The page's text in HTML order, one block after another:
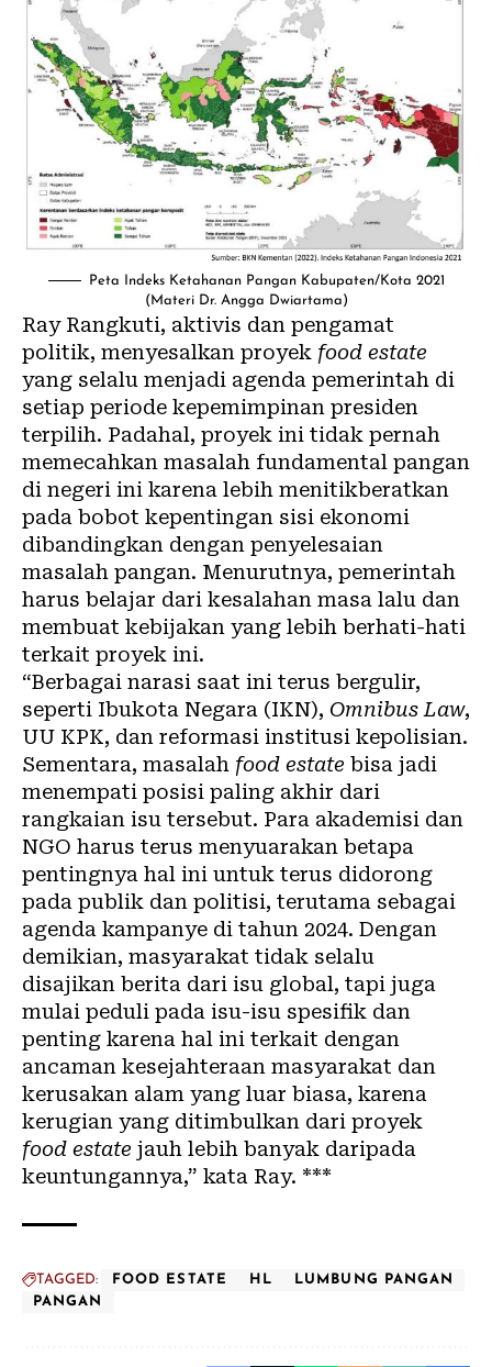
Peta Indeks Ketahanan Pangan Kabupaten/Kota 2021
(Materi Dr. Angga Dwiartama)
Ray Rangkuti, aktivis dan pengamat
politik, menyesalkan proyek food estate
yang selalu menjadi agenda pemerintah di
setiap periode kepemimpinan presiden
terpilih. Padahal, proyek ini tidak pernah
memecahkan masalah fundamental pangan
di negeri ini karena lebih menitikberatkan
pada bobot kepentingan sisi ekonomi
dibandingkan dengan penyelesaian
masalah pangan. Menurutnya, pemerintah
harus belajar dari kesalahan masa lalu dan
membuat kebijakan yang lebih berhati-hati
terkait proyek ini.
“Berbagai narasi saat ini terus bergulir,
seperti Ibukota Negara (IKN), Omnibus Law,
UU KPK, dan reformasi institusi kepolisian.
Sementara, masalah food estate bisa jadi
menempati posisi paling akhir dari
rangkaian isu tersebut. Para akademisi dan
NGO harus terus menyuarakan betapa
pentingnya hal ini untuk terus didorong
pada publik dan politisi, terutama sebagai
agenda kampanye di tahun 2024. Dengan
demikian, masyarakat tidak selalu
disajikan berita dari isu global, tapi juga
mulai peduli pada isu-isu spesifik dan
penting karena hal ini terkait dengan
ancaman kesejahteraan masyarakat dan
kerusakan alam yang luar biasa, karena
kerugian yang ditimbulkan dari proyek
food estate jauh lebih banyak daripada
keuntungannya,” kata Ray. ***
TAGGED: FOOD ESTATE HL
LUMBUNG PANGAN
PANGAN